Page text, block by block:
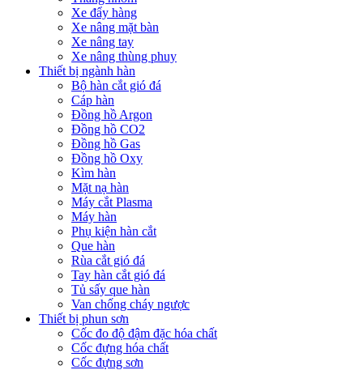
Xe đẩy hàng
Xe nâng mặt bàn
Xe nâng tay
Xe nâng thùng phuy
Thiết bị ngành hàn
Bộ hàn cắt gió đá
Cáp hàn
Đồng hồ Argon
Đồng hồ CO2
Đồng hồ Gas
Đồng hồ Oxy
Kìm hàn
Mặt nạ hàn
Máy cắt Plasma
Máy hàn
Phụ kiện hàn cắt
Que hàn
Rùa cắt gió đá
Tay hàn cắt gió đá
Tủ sấy que hàn
Van chống cháy ngược
Thiết bị phun sơn
Cốc đo độ đậm đặc hóa chất
Cốc đựng hóa chất
Cốc đựng sơn